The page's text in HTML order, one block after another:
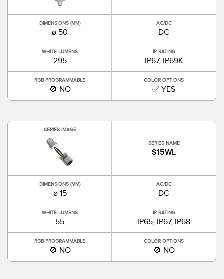
DIMENSIONS (MM)
ø 50
AC/DC
DC
WHITE LUMENS
295
IP RATING
IP67, IP69K
RGB PROGRAMMABLE
🚫 NO
COLOR OPTIONS
✅ YES
SERIES IMAGE
SERIES NAME
S15WL
DIMENSIONS (MM)
ø 15
AC/DC
DC
WHITE LUMENS
55
IP RATING
IP65, IP67, IP68
RGB PROGRAMMABLE
🚫 NO
COLOR OPTIONS
🚫 NO